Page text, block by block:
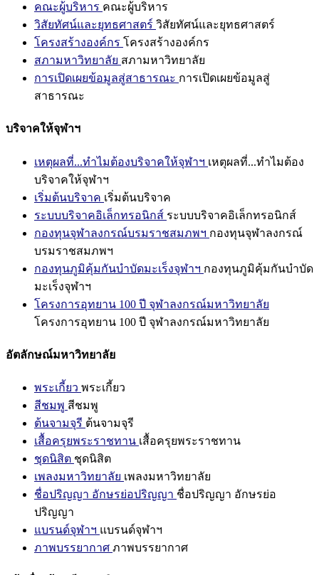
คณะผู้บริหาร คณะผู้บริหาร
วิสัยทัศน์และยุทธศาสตร์ วิสัยทัศน์และยุทธศาสตร์
โครงสร้างองค์กร โครงสร้างองค์กร
สภามหาวิทยาลัย สภามหาวิทยาลัย
การเปิดเผยข้อมูลสู่สาธารณะ การเปิดเผยข้อมูลสู่
สาธารณะ
บริจาคให้จุฬาฯ
เหตุผลที่...ทำไมต้องบริจาคให้จุฬาฯ เหตุผลที่...ทำไมต้อง
บริจาคให้จุฬาฯ
เริ่มต้นบริจาค เริ่มต้นบริจาค
ระบบบริจาคอิเล็กทรอนิกส์ ระบบบริจาคอิเล็กทรอนิกส์
กองทุนจุฬาลงกรณ์บรมราชสมภพฯ กองทุนจุฬาลงกรณ์
บรมราชสมภพฯ
กองทุนภูมิคุ้มกันบำบัดมะเร็งจุฬาฯ กองทุนภูมิคุ้มกันบำบัด
มะเร็งจุฬาฯ
โครงการอุทยาน 100 ปี จุฬาลงกรณ์มหาวิทยาลัย
โครงการอุทยาน 100 ปี จุฬาลงกรณ์มหาวิทยาลัย
อัตลักษณ์มหาวิทยาลัย
พระเกี้ยว พระเกี้ยว
สีชมพู สีชมพู
ต้นจามจุรี ต้นจามจุรี
เสื้อครุยพระราชทาน เสื้อครุยพระราชทาน
ชุดนิสิต ชุดนิสิต
เพลงมหาวิทยาลัย เพลงมหาวิทยาลัย
ชื่อปริญญา อักษรย่อปริญญา ชื่อปริญญา อักษรย่อ
ปริญญา
แบรนด์จุฬาฯ แบรนด์จุฬาฯ
ภาพบรรยากาศ ภาพบรรยากาศ